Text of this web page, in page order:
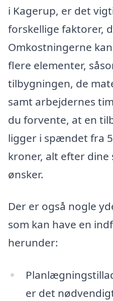
i Kagerup, er det
forskellige faktorer,
Omkostningerne
flere elementer,
tilbygningen, de
samt arbejdernes
du forvente, at en
ligger i spændet fra
kroner, alt efter
ønsker.
Der er også nogle
som kan have en
herunder:
er det